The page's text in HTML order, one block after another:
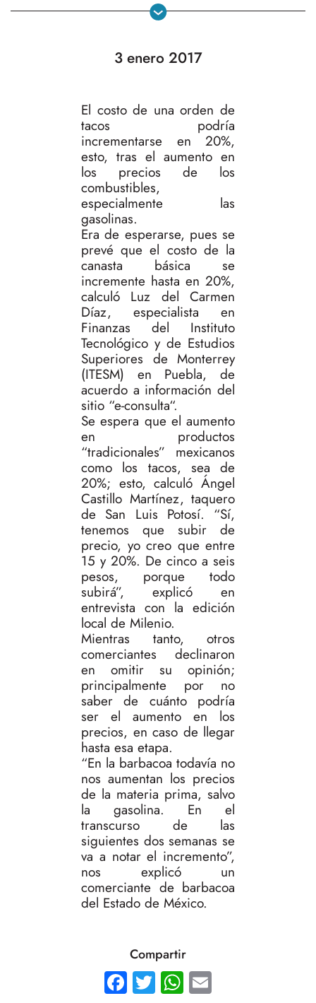
3 enero 2017
El costo de una orden de
tacos podría
incrementarse en 20%,
esto, tras el aumento en
los precios de los
combustibles,
especialmente las
gasolinas.
Era de esperarse, pues se
prevé que el costo de la
canasta básica se
incremente hasta en 20%,
calculó Luz del Carmen
Díaz, especialista en
Finanzas del Instituto
Tecnológico y de Estudios
Superiores de Monterrey
(ITESM) en Puebla, de
acuerdo a información del
sitio “e-consulta“.
Se espera que el aumento
en productos
“tradicionales” mexicanos
como los tacos, sea de
20%; esto, calculó Ángel
Castillo Martínez, taquero
de San Luis Potosí. “Sí,
tenemos que subir de
precio, yo creo que entre
15 y 20%. De cinco a seis
pesos, porque todo
subirá”, explicó en
entrevista con la edición
local de Milenio.
Mientras tanto, otros
comerciantes declinaron
en omitir su opinión;
principalmente por no
saber de cuánto podría
ser el aumento en los
precios, en caso de llegar
hasta esa etapa.
“En la barbacoa todavía no
nos aumentan los precios
de la materia prima, salvo
la gasolina. En el
transcurso de las
siguientes dos semanas se
va a notar el incremento”,
nos explicó un
comerciante de barbacoa
del Estado de México.
Compartir
Facebook
TwitterWhatsApp